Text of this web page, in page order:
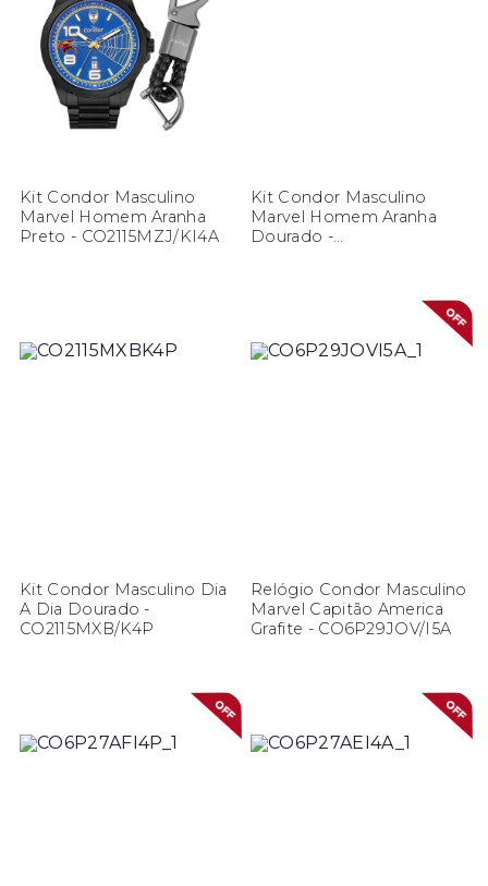
Kit Condor Masculino
Marvel Homem Aranha
Preto - CO2115MZJ/KI4A
Kit Condor Masculino
Marvel Homem Aranha
Dourado -
Kit Condor Masculino Dia
A Dia Dourado -
CO2115MXB/K4P
Relógio Condor Masculino
Marvel Capitão America
Grafite - CO6P29JOV/I5A